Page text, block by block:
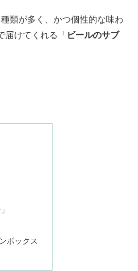
類が多く、かつ個性的な味わ
届けてくれる「 ビールのサブ
ボックス